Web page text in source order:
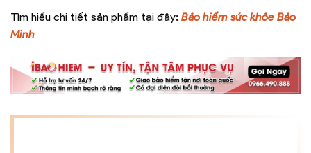
Tìm hiểu chi tiết sản phẩm tại đây: Bảo hiểm sức khỏe Bảo
Minh